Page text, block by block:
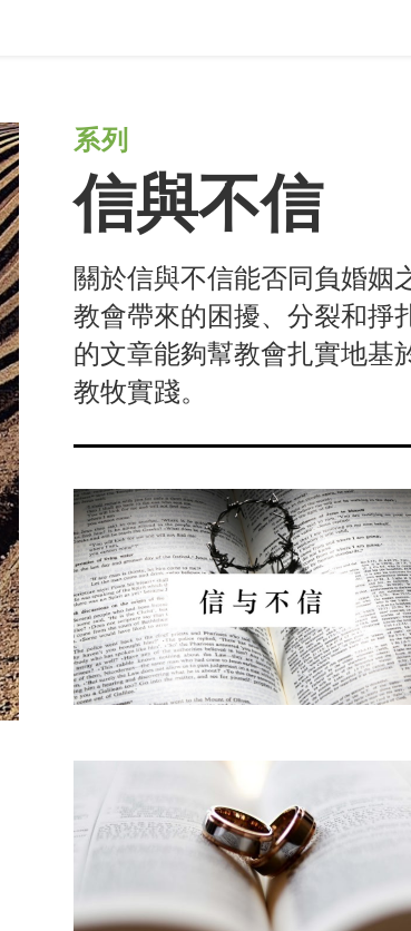
系列
信與不信
關於信與不信能否同負婚姻
教會帶來的困擾、分裂和掙
的文章能夠幫教會扎實地基
教牧實踐。